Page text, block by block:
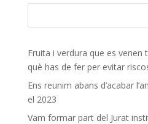
Fruita i verdura que es venen
què has de fer per evitar
Ens reunim abans d’acabar
el 2023
Vam formar part del Jurat